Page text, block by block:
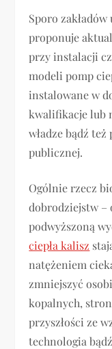
Sporo
proponuje
przy instalacji
modeli pomp
instalowane w
kwalifikacje lub
władze bądź
publicznej.
Ogólnie rzecz
dobrodziejstw –
podwyższoną
ciepła kalisz
natężeniem
zmniejszyć
kopalnych,
przyszłości ze
technologia